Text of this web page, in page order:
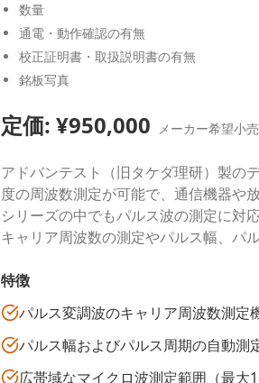
数量
通電・動作確認の有無
校正証明書・取扱説明書の有無
銘板写真
定価: ¥950,000 メーカー希望小
アドバンテスト（旧タケダ理研）製の
度の周波数測定が可能で、通信機器や
シリーズの中でもパルス波の測定に対
キャリア周波数の測定やパルス幅、パ
特徴
パルス変調波のキャリア周波数測定
パルス幅およびパルス周期の自動測
広帯域なマイクロ波測定範囲（最大